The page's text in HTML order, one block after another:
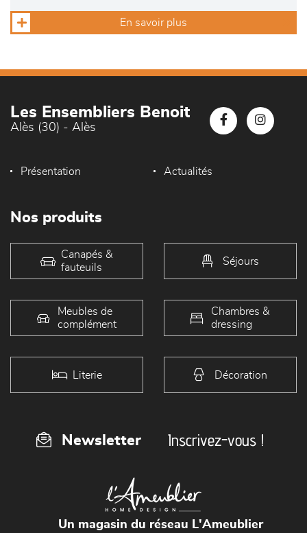
En savoir plus
Les Ensembliers Benoit
Alès (30) - Alès
Présentation Actualités
Nos produits
Canapés &
fauteuils
Séjours
Meubles de
complément
Chambres &
dressing
Literie Décoration
Newsletter Inscrivez-vous !
Un magasin du réseau L'Ameublier